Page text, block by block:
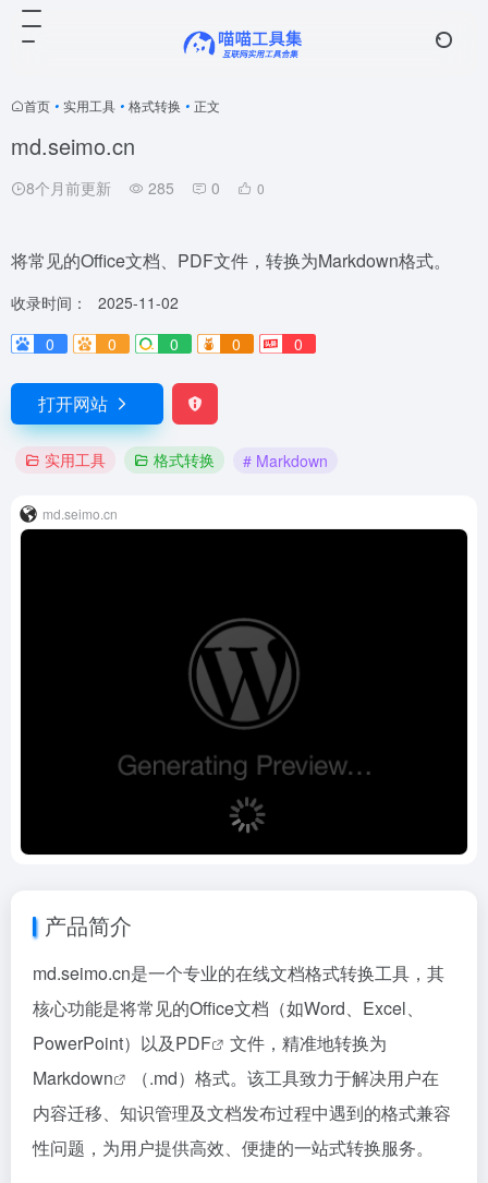
首页 • 实用工具 • 格式转换 • 正文
md.seimo.cn
8个月前更新 285 0 0
将常见的Office文档、PDF文件，转换为Markdown格式。
收录时间：
2025-11-02
0
0 0 0 0
打开网站
实用工具 格式转换 # Markdown
md.seimo.cn
产品简介
md.seimo.cn是一个专业的在线文档格式转换工具，其
核心功能是将常见的Office文档（如Word、Excel、
PowerPoint）以及PDF
文件，精准地转换为
Markdown
（.md）格式。该工具致力于解决用户在
内容迁移、知识管理及文档发布过程中遇到的格式兼容
性问题，为用户提供高效、便捷的一站式转换服务。